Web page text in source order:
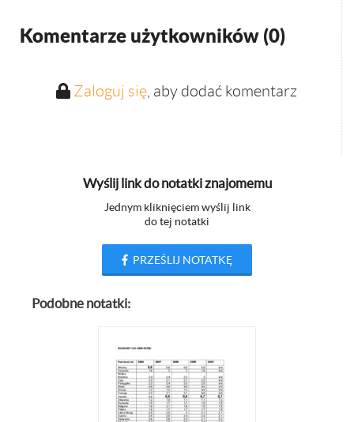
Komentarze użytkowników (0)
Zaloguj się, aby dodać komentarz
Wyślij link do notatki znajomemu
Jednym kliknięciem wyślij link
do tej notatki
PRZEŚLIJ NOTATKĘ
Podobne notatki: